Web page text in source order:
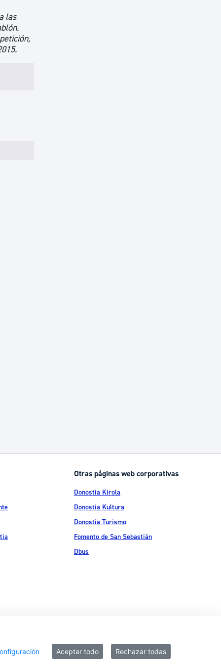
las
Otras páginas web corporativas
Donostia Kirola
Donostia Kultura
Donostia Turismo
Fomento de San Sebastián
Dbus
de privacidad Política de cookies Declaración de accesibilidad
Aceptar todo Rechazar todas